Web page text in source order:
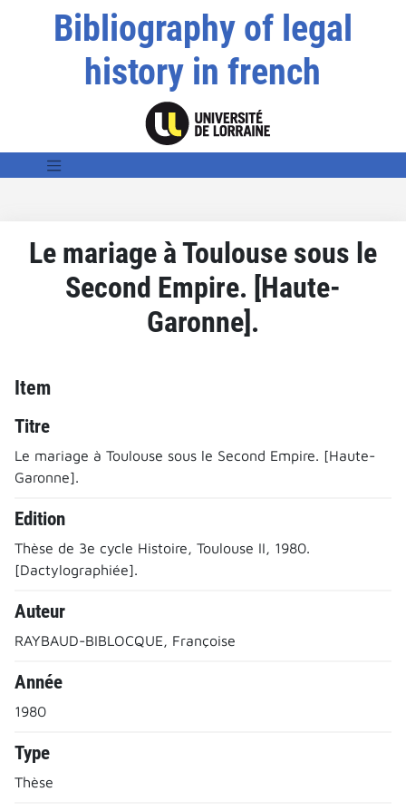
Bibliography of legal
history in french
Le mariage à Toulouse sous le
Second Empire. [Haute-
Garonne].
Item
Titre
Le mariage à Toulouse sous le Second Empire. [Haute-
Garonne].
Edition
Thèse de 3e cycle Histoire, Toulouse II, 1980.
[Dactylographiée].
Auteur
RAYBAUD-BIBLOCQUE, Françoise
Année
1980
Type
Thèse